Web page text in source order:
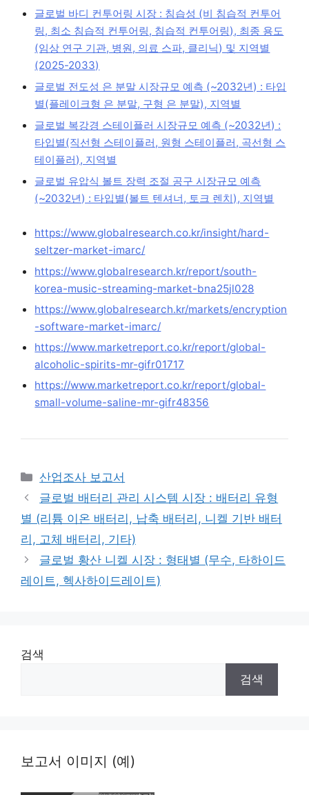
글로벌 바디 컨투어링 시장 : 침습성 (비 침습적 컨투어
링, 최소 침습적 컨투어링, 침습적 컨투어링), 최종 용도
(임상 연구 기관, 병원, 의료 스파, 클리닉) 및 지역별
(2025-2033)
글로벌 전도성 은 분말 시장규모 예측 (~2032년) : 타입
별(플레이크형 은 분말, 구형 은 분말), 지역별
글로벌 복강경 스테이플러 시장규모 예측 (~2032년) :
타입별(직선형 스테이플러, 원형 스테이플러, 곡선형 스
테이플러), 지역별
글로벌 유압식 볼트 장력 조절 공구 시장규모 예측
(~2032년) : 타입별(볼트 텐셔너, 토크 렌치), 지역별
https://www.globalresearch.co.kr/insight/hard-
seltzer-market-imarc/
https://www.globalresearch.kr/report/south-
korea-music-streaming-market-bna25jl028
https://www.globalresearch.kr/markets/encryption
-software-market-imarc/
https://www.marketreport.co.kr/report/global-
alcoholic-spirits-mr-gifr01717
https://www.marketreport.co.kr/report/global-
small-volume-saline-mr-gifr48356
Categories
산업조사 보고서
글로벌 배터리 관리 시스템 시장 : 배터리 유형
별 (리튬 이온 배터리, 납축 배터리, 니켈 기반 배터
리, 고체 배터리, 기타)
글로벌 황산 니켈 시장 : 형태별 (무수, 타하이드
레이트, 헥사하이드레이트)
검색
검색
보고서 이미지 (예)